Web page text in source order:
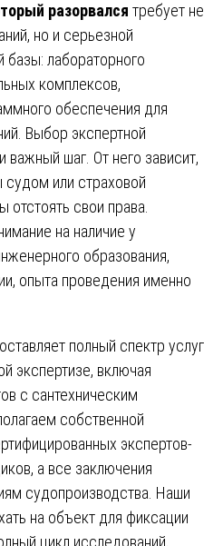
разорвался требует не
но и серьезной
базы: лабораторного
комплексов,
обеспечения для
Выбор экспертной
важный шаг. От него зависит,
или страховой
отстоять свои права.
на наличие у
образования,
опыта проведения именно
полный спектр услуг
экспертизе, включая
с сантехническим
собственной
экспертов-
а все заключения
судопроизводства. Наши
на объект для фиксации